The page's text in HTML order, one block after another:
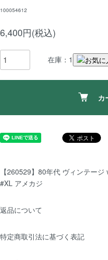
100054612
6,400円(税込)
在庫：1
カ
【260529】80年代 ヴィンテー
#XL アメカジ
返品について
特定商取引法に基づく表記